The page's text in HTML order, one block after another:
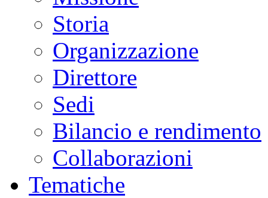
Storia
Organizzazione
Direttore
Sedi
Bilancio e rendimento
Collaborazioni
Tematiche